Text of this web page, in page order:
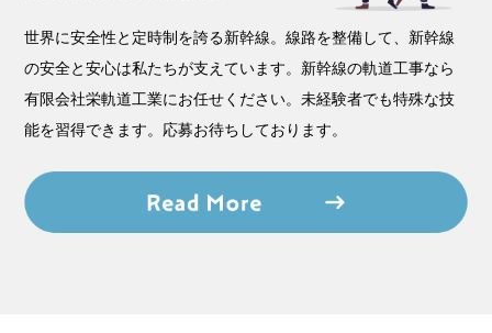
世界に安全性と定時制を誇る新幹線。線路を整備して、新幹線
の安全と安心は私たちが支えています。新幹線の軌道工事なら
有限会社栄軌道工業にお任せください。未経験者でも特殊な技
能を習得できます。応募お待ちしております。